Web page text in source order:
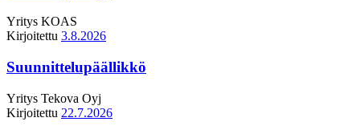
Yritys KOAS
Kirjoitettu 3.8.2026
Suunnittelupäällikkö
Yritys Tekova Oyj
Kirjoitettu 22.7.2026